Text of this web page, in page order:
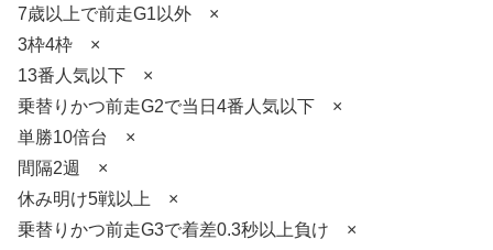
7歳以上で前走G1以外 ×
3枠4枠 ×
13番人気以下 ×
乗替りかつ前走G2で当日4番人気以下 ×
単勝10倍台 ×
間隔2週 ×
休み明け5戦以上 ×
乗替りかつ前走G3で着差0.3秒以上負け ×